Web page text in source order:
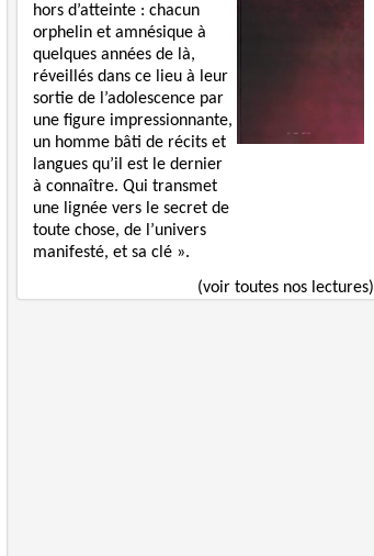
hors d’atteinte : chacun
orphelin et amnésique à
quelques années de là,
réveillés dans ce lieu à leur
sortie de l’adolescence par
une figure impressionnante,
un homme bâti de récits et
langues qu’il est le dernier
à connaître. Qui transmet
une lignée vers le secret de
toute chose, de l’univers
manifesté, et sa clé ».
(voir toutes nos lectures)